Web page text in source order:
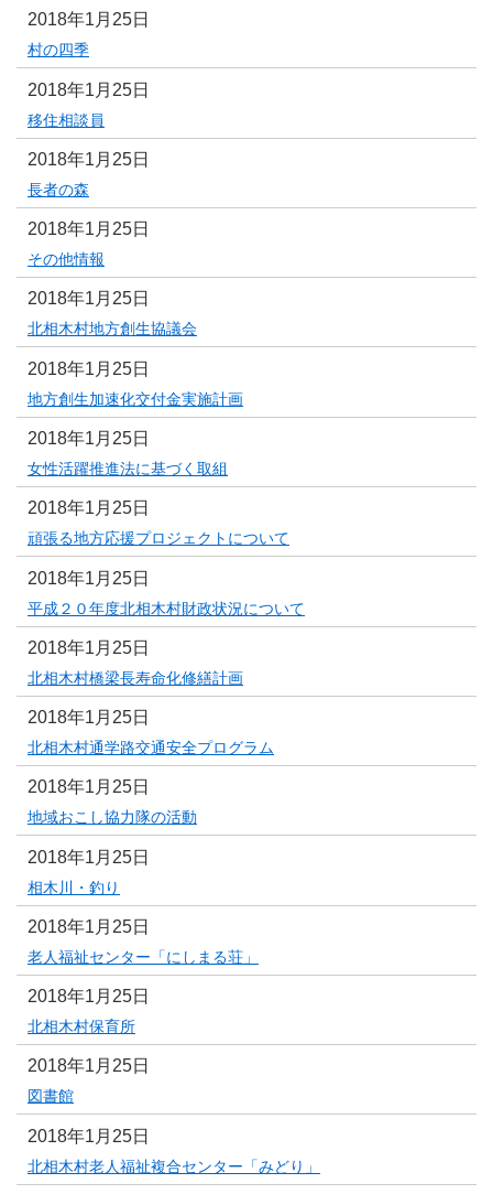
2018年1月25日
村の四季
2018年1月25日
移住相談員
2018年1月25日
長者の森
2018年1月25日
その他情報
2018年1月25日
北相木村地方創生協議会
2018年1月25日
地方創生加速化交付金実施計画
2018年1月25日
女性活躍推進法に基づく取組
2018年1月25日
頑張る地方応援プロジェクトについて
2018年1月25日
平成２０年度北相木村財政状況について
2018年1月25日
北相木村橋梁長寿命化修繕計画
2018年1月25日
北相木村通学路交通安全プログラム
2018年1月25日
地域おこし協力隊の活動
2018年1月25日
相木川・釣り
2018年1月25日
老人福祉センター「にしまる荘」
2018年1月25日
北相木村保育所
2018年1月25日
図書館
2018年1月25日
北相木村老人福祉複合センター「みどり」